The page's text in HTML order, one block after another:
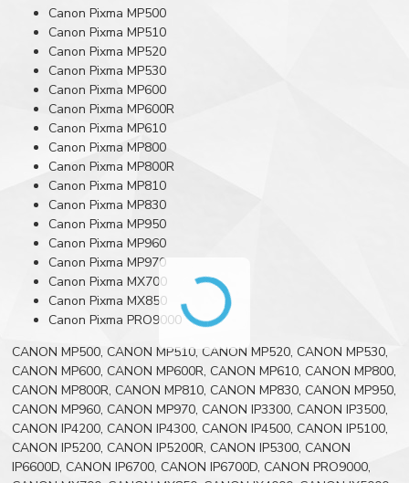
Canon Pixma MP500
Canon Pixma MP510
Canon Pixma MP520
Canon Pixma MP530
Canon Pixma MP600
Canon Pixma MP600R
Canon Pixma MP610
Canon Pixma MP800
Canon Pixma MP800R
Canon Pixma MP810
Canon Pixma MP830
Canon Pixma MP950
Canon Pixma MP960
Canon Pixma MP970
Canon Pixma MX700
Canon Pixma MX850
Canon Pixma PRO9000
CANON MP500, CANON MP510, CANON MP520, CANON MP530,
CANON MP600, CANON MP600R, CANON MP610, CANON MP800,
CANON MP800R, CANON MP810, CANON MP830, CANON MP950,
CANON MP960, CANON MP970, CANON IP3300, CANON IP3500,
CANON IP4200, CANON IP4300, CANON IP4500, CANON IP5100,
CANON IP5200, CANON IP5200R, CANON IP5300, CANON
IP6600D, CANON IP6700, CANON IP6700D, CANON PRO9000,